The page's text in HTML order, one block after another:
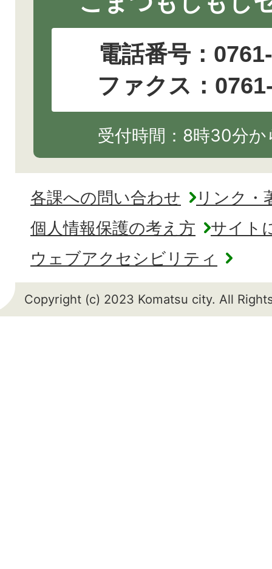
電話番号：
ファクス：
受付時間：8時30分
各課への問い合わせ
リンク・
個人情報保護の考え方
サイト
ウェブアクセシビリティ
Copyright (c) 2023 Komatsu city. All